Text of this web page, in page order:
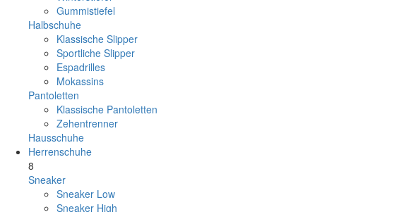
Gummistiefel
Halbschuhe
Klassische Slipper
Sportliche Slipper
Espadrilles
Mokassins
Pantoletten
Klassische Pantoletten
Zehentrenner
Hausschuhe
Herrenschuhe
8
Sneaker
Sneaker Low
Sneaker High